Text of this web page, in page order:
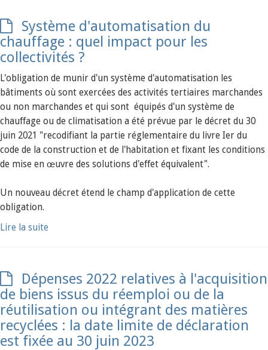
Système d'automatisation du
chauffage : quel impact pour les
collectivités ?
L'obligation de munir d'un système d'automatisation les
bâtiments où sont exercées des activités tertiaires marchandes
ou non marchandes et qui sont équipés d'un système de
chauffage ou de climatisation a été prévue par le décret du 30
juin 2021 "recodifiant la partie réglementaire du livre Ier du
code de la construction et de l'habitation et fixant les conditions
de mise en œuvre des solutions d'effet équivalent".
Un nouveau décret étend le champ d'application de cette
obligation.
Lire la suite
Dépenses 2022 relatives à l'acquisition
de biens issus du réemploi ou de la
réutilisation ou intégrant des matières
recyclées : la date limite de déclaration
est fixée au 30 juin 2023